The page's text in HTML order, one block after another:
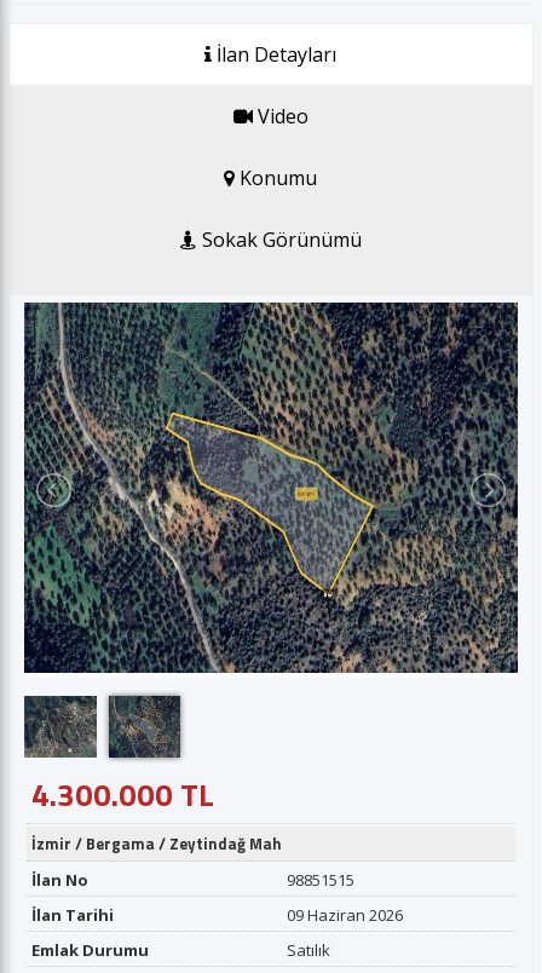
İlan Detayları
Video
Konumu
Sokak Görünümü
4.300.000 TL
İzmir / Bergama/ Zeytindağ Mah
İlan No
98851515
İlan Tarihi
09 Haziran 2026
Emlak Durumu
Satılık